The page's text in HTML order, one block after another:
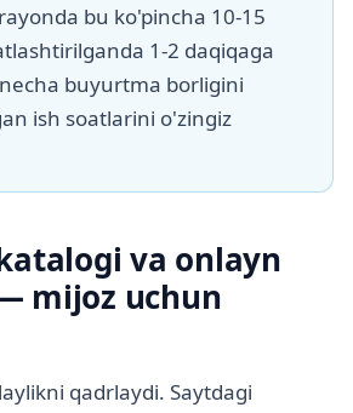
bu ko'pincha 10-15
1-2 daqiqaga
buyurtma borligini
ish soatlarini o'zingiz
va onlayn
mijoz uchun
qadrlaydi. Saytdagi